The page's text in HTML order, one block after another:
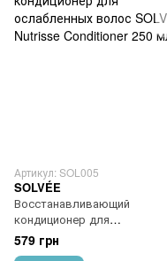
Артикул: SOL005
SOLVÉE
Восстанавливающий
кондиционер для
ослабленных волос SOLVÉE
Nutrisse Conditioner 250 мл
579 грн